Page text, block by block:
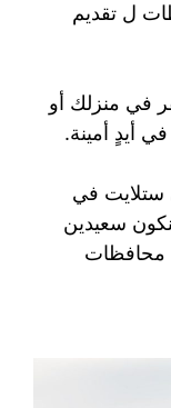
ل تقديم
في منزلك أو
أيدٍ أمينة.
ستلايت في
سعيدين
محافظات